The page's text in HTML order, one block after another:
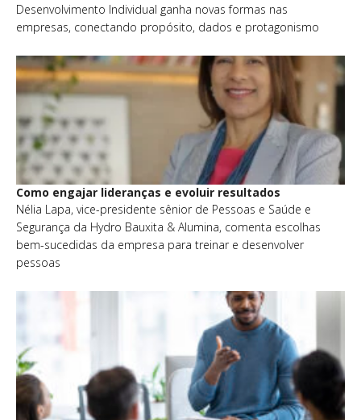
Desenvolvimento Individual ganha novas formas nas
empresas, conectando propósito, dados e protagonismo
Como engajar lideranças e evoluir resultados
Nélia Lapa, vice-presidente sênior de Pessoas e Saúde e
Segurança da Hydro Bauxita & Alumina, comenta escolhas
bem-sucedidas da empresa para treinar e desenvolver
pessoas